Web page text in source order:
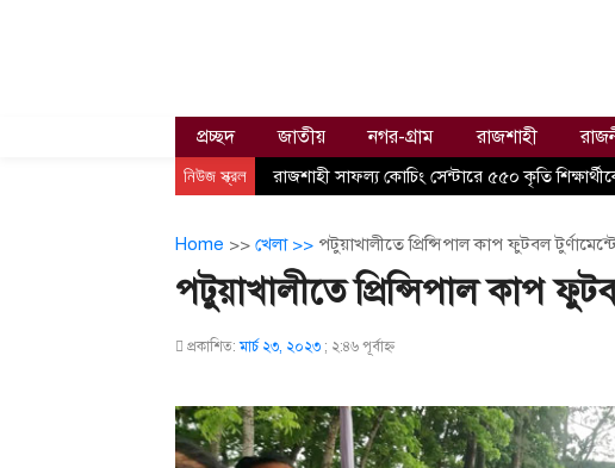
প্রচ্ছদ জাতীয় নগর-গ্রাম রাজশাহী
নিউজ স্ক্রল রাজশাহী সাফল্য কোচিং সেন্টারে ৫৫০ কৃতি
Home >> খেলা >> পটুয়াখালীতে প্রিন্সিপাল কাপ ফুটবল
পটুয়াখালীতে প্রিন্সিপাল কাপ
প্রকাশিত:মার্চ ২৩, ২০২৩ ; ২:৪৬ পূর্বাহ্ণ